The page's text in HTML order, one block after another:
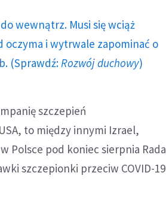
wewnątrz. Musi się wciąż
oczyma i wytrwale zapominać o
(Sprawdź: Rozwój duchowy)
szczepień
to między innymi Izrael,
Polsce pod koniec sierpnia Rada
szczepionki przeciw COVID-19